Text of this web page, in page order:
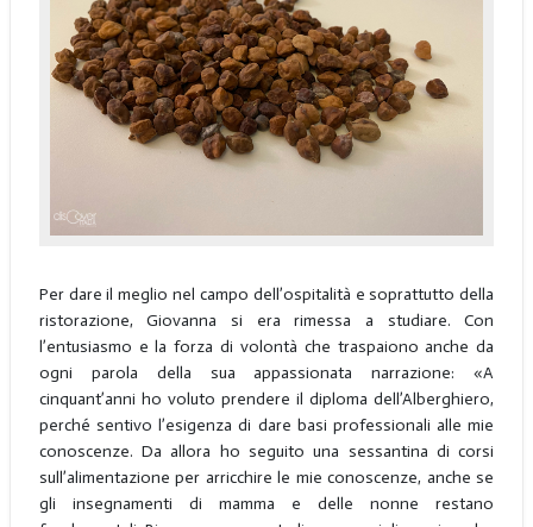
Per dare il meglio nel campo dell’ospitalità e soprattutto della
ristorazione, Giovanna si era rimessa a studiare. Con
l’entusiasmo e la forza di volontà che traspaiono anche da
ogni parola della sua appassionata narrazione: «A
cinquant’anni ho voluto prendere il diploma dell’Alberghiero,
perché sentivo l’esigenza di dare basi professionali alle mie
conoscenze. Da allora ho seguito una sessantina di corsi
sull’alimentazione per arricchire le mie conoscenze, anche se
gli insegnamenti di mamma e delle nonne restano